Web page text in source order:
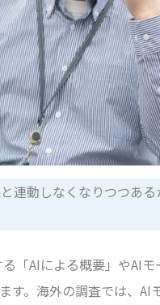
連動しなくなりつつあ
「AIによる概要」やAI
す。海外の調査では、